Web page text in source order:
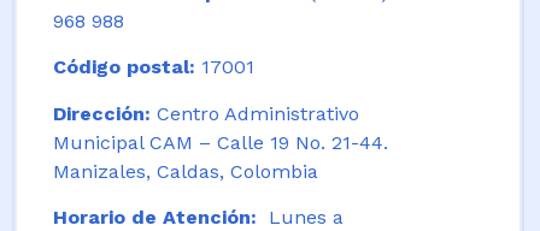
968 988
Código postal: 17001
Dirección: Centro Administrativo
Municipal CAM – Calle 19 No. 21-44.
Manizales, Caldas, Colombia
Horario de Atención: Lunes a